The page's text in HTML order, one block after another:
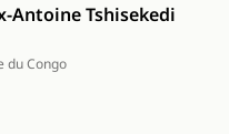
Antoine Tshisekedi
du Congo